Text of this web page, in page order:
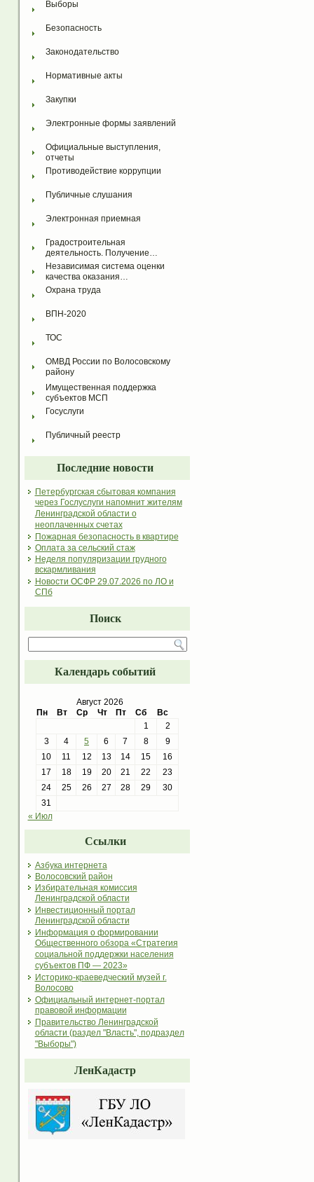
Выборы
Безопасность
Законодательство
Нормативные акты
Закупки
Электронные формы заявлений
Официальные выступления,
отчеты
Противодействие коррупции
Публичные слушания
Электронная приемная
Градостроительная
деятельность. Получение…
Независимая система оценки
качества оказания…
Охрана труда
ВПН-2020
ТОС
ОМВД России по Волосовскому
району
Имущественная поддержка
субъектов МСП
Госуслуги
Публичный реестр
Последние новости
Петербургская сбытовая компания
через Гослуслуги напомнит жителям
Ленинградской области о
неоплаченных счетах
Пожарная безопасность в квартире
Оплата за сельский стаж
Неделя популяризации грудного
вскармливания
Новости ОСФР 29.07.2026 по ЛО и
СПб
Поиск
Календарь событий
Август 2026
Пн
Вт Ср Чт Пт Сб
Вс
1
2
3
4 5 6 7 8
9
10
11 12 13 14 15
16
17
18 19 20 21 22
23
24
25 26 27 28 29
30
31
« Июл
Ссылки
Азбука интернета
Волосовский район
Избирательная комиссия
Ленинградской области
Инвестиционный портал
Ленинградской области
Информация о формировании
Общественного обзора «Стратегия
социальной поддержки населения
субъектов ПФ — 2023»
Историко-краеведческий музей г.
Волосово
Официальный интернет-портал
правовой информации
Правительство Ленинградской
области (раздел "Власть", подраздел
"Выборы")
ЛенКадастр